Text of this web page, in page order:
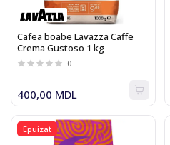
Cafea boabe Lavazza Caffe
Crema Gustoso 1 kg
0
400,00 MDL
Epuizat